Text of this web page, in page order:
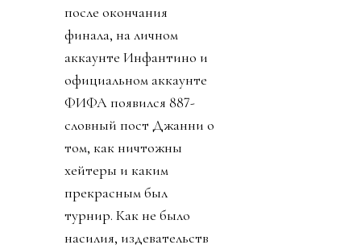
после окончания
финала, на личном
аккаунте Инфантино и
официальном аккаунте
ФИФА появился 887-
словный пост Джанни о
том, как ничтожны
хейтеры и каким
прекрасным был
турнир. Как не было
насилия, издевательств